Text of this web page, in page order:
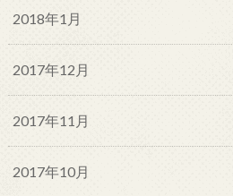
2018年1月
2017年12月
2017年11月
2017年10月